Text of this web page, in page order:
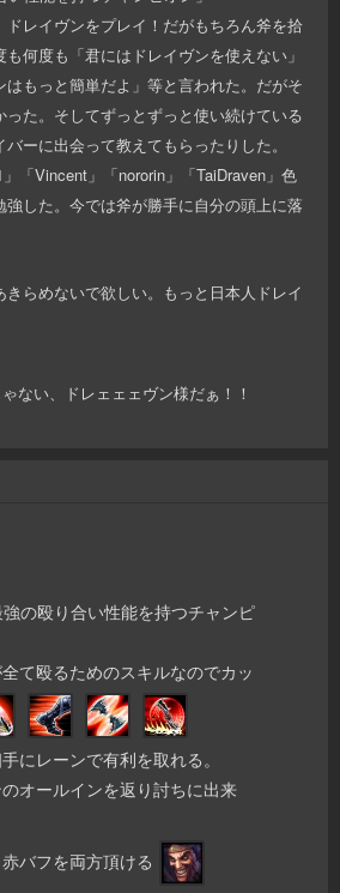
ドレイヴンをプレイ！だがもちろん斧を拾
何度も「君にはドレイヴンを使えない」
はもっと簡単だよ」等と言われた。だがそ
った。そしてずっとずっと使い続けている
ーに出会って教えてもらったりした。
「Vincent」「nororin」「TaiDraven」色
強した。今では斧が勝手に自分の頭上に落
らめないで欲しい。もっと日本人ドレイ
ない、ドレェェェヴン様だぁ！！
強の殴り合い性能を持つチャンピ
て殴るためのスキルなのでカッ
にレーンで有利を取れる。
オールインを返り討ちに出来
バフを両方頂ける